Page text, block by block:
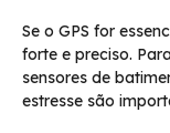
Se o GPS for
forte e preciso.
sensores de
estresse são